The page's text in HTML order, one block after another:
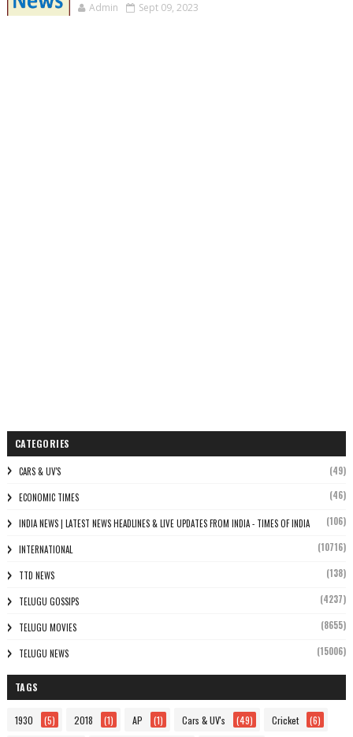
Admin Sept 09, 2023
CATEGORIES
CARS & UV'S (49)
ECONOMIC TIMES (46)
INDIA NEWS | LATEST NEWS HEADLINES & LIVE UPDATES FROM INDIA - TIMES OF INDIA (106)
INTERNATIONAL (10716)
TTD NEWS (138)
TELUGU GOSSIPS (4237)
TELUGU MOVIES (8655)
TELUGU NEWS (15006)
TAGS
1930 (5) 2018 (1) AP (1) Cars & UV's (49) Cricket (6)